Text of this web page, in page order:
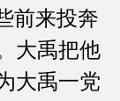
前来投奔
大禹把他
大禹一党